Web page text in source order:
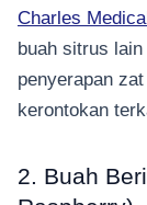
Charles
buah sitrus
penyerapan
kerontokan
2. Buah